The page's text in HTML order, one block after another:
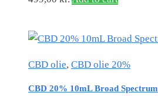
CBD olie, CBD olie 20%
CBD 20% 10mL Broad Spectrum